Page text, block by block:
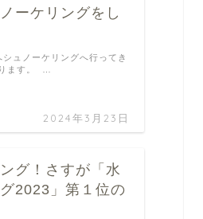
ーケリングをし
2024年3月23日
ュノーケリングへ行ってき
ります。 …
グ！さすが「水
2023」第１位の